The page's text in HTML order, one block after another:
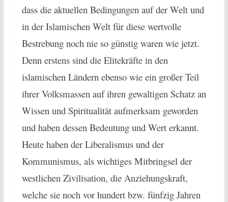
dass die aktuellen Bedingungen auf der Welt und
in der Islamischen Welt für diese wertvolle
Bestrebung noch nie so günstig waren wie jetzt.
Denn erstens sind die Elitekräfte in den
islamischen Ländern ebenso wie ein großer Teil
ihrer Volksmassen auf ihren gewaltigen Schatz an
Wissen und Spiritualität aufmerksam geworden
und haben dessen Bedeutung und Wert erkannt.
Heute haben der Liberalismus und der
Kommunismus, als wichtiges Mitbringsel der
westlichen Zivilisation, die Anziehungskraft,
welche sie noch vor hundert bzw. fünfzig Jahren